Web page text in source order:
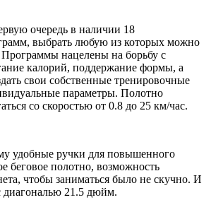
очередь в наличии 18
выбрать любую из которых можно
Программы нацелены на борьбу с
калорий, поддержание формы, а
свои собственные тренировочные
параметры. Полотно
со скоростью от 0.8 до 25 км/час.
удобные ручки для повышенного
беговое полотно, возможность
чтобы заниматься было не скучно. И
21.5 дюйм.